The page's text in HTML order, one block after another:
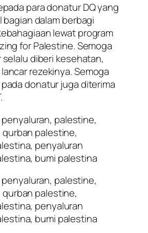
para donatur DQ yang
dalam berbagi
lewat program
for Palestine. Semoga
diberi kesehatan,
rezekinya. Semoga
donatur juga diterima